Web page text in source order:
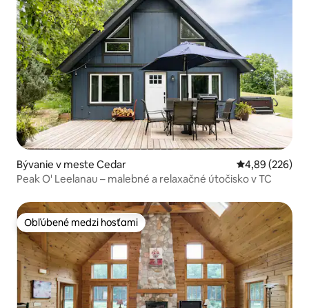
Bývanie v meste Cedar Priemerné
4,89 (226)
Peak O' Leelanau – malebné a relaxačné útočisko v TC
Obľúbené medzi hosťami
Obľúbené medzi hosťami